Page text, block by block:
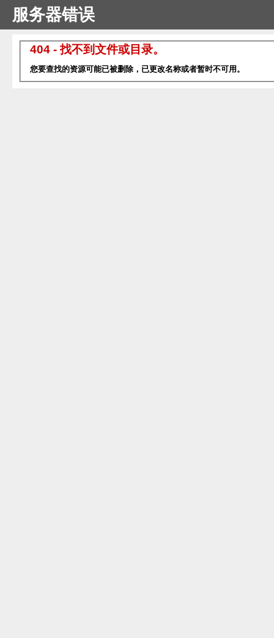
服务器错误
404 - 找不到文件或目录。
您要查找的资源可能已被删除，已更改名称或者暂时不可用。